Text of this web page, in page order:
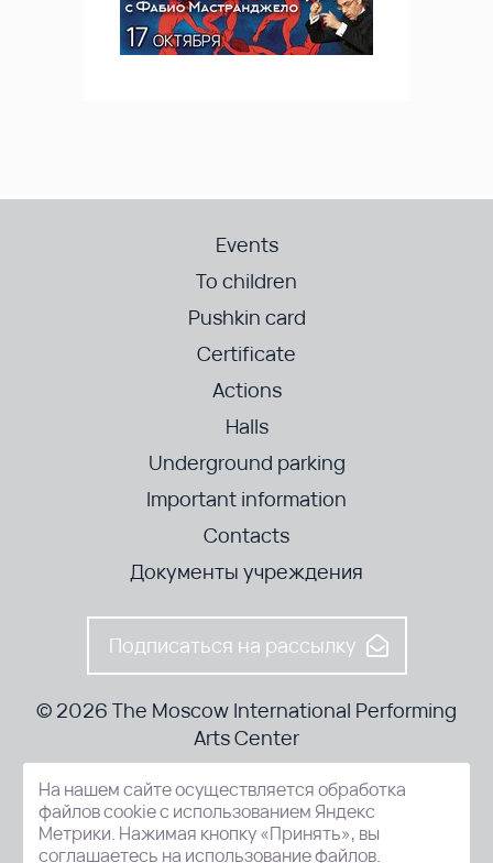
Events
To children
Pushkin card
Certificate
Actions
Halls
Underground parking
Important information
Contacts
Документы учреждения
Подписаться на рассылку
© 2026 The Moscow International Performing
Arts Center
52-8, Kosmodamianskaya nab., Moscow, 115054, Russia
На нашем сайте осуществляется обработка
файлов cookie с использованием Яндекс
Метрики. Нажимая кнопку «Принять», вы
соглашаетесь на использование файлов.